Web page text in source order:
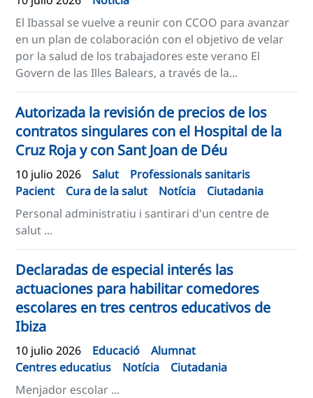
El Ibassal se vuelve a reunir con CCOO para avanzar
en un plan de colaboración con el objetivo de velar
por la salud de los trabajadores este verano El
Govern de las Illes Balears, a través de la...
Autorizada la revisión de precios de los
contratos singulares con el Hospital de la
Cruz Roja y con Sant Joan de Déu
10 julio 2026 Salut
Professionals sanitaris
Pacient
Cura de la salut Notícia
Ciutadania
Personal administratiu i santirari d'un centre de
salut ...
Declaradas de especial interés las
actuaciones para habilitar comedores
escolares en tres centros educativos de
Ibiza
10 julio 2026 Educació
Alumnat
Centres educatius
Notícia
Ciutadania
Menjador escolar ...